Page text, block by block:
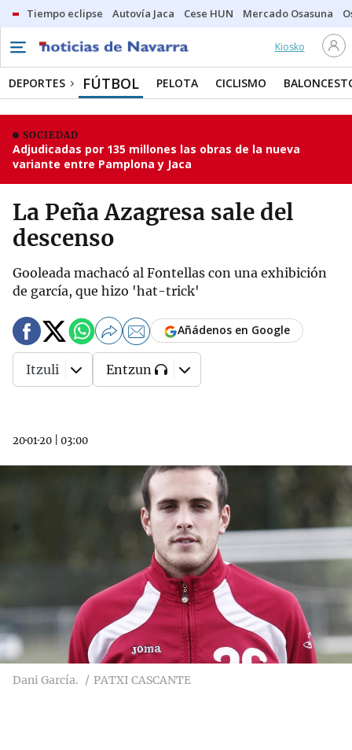
Tiempo eclipse Autovía Jaca Cese HUN Mercado Osasuna
Kiosko
DEPORTES FÚTBOL PELOTA CICLISMO
SOCIEDAD
Adjudicadas por 135 millones las obras de la nueva
variante entre Pamplona y Jaca
La Peña Azagresa sale del
descenso
Gooleada machacó al Fontellas con una exhibición
de garcía, que hizo 'hat-trick'
20·01·20 03:00
Añádenos en Google
Itzuli Entzun
Dani García. PATXI CASCANTE